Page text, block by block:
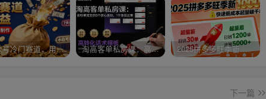
公众号冷门赛道，用AI做情感漫画，7天开通流量主，操作简单，小白可玩 淘高客单私房课：高客单成交的3个核心基础，1个实操法宝 2025拼多多旺季新老店铺——快速低成本起量破千单
下一篇